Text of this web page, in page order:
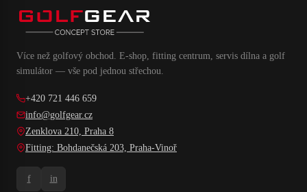
Více než golfový obchod. E-shop, fitting centrum, servis dílna a golf
simulátor — vše pod jednou střechou.
+420 721 446 659
info@golfgear.cz
Zenklova 210, Praha 8
Fitting: Bohdanečská 203, Praha-Vinoř
f in